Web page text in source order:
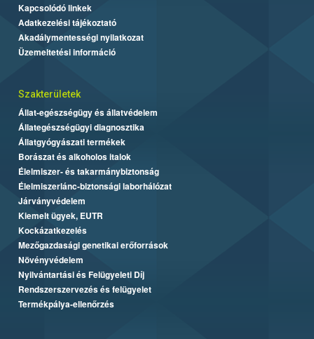
Kapcsolódó linkek
Adatkezelési tájékoztató
Akadálymentességi nyilatkozat
Üzemeltetési információ
Szakterületek
Állat-egészségügy és állatvédelem
Állategészségügyi diagnosztika
Állatgyógyászati termékek
Borászat és alkoholos italok
Élelmiszer- és takarmánybiztonság
Élelmiszerlánc-biztonsági laborhálózat
Járványvédelem
Kiemelt ügyek, EUTR
Kockázatkezelés
Mezőgazdasági genetikai erőforrások
Növényvédelem
Nyilvántartási és Felügyeleti Díj
Rendszerszervezés és felügyelet
Termékpálya-ellenőrzés